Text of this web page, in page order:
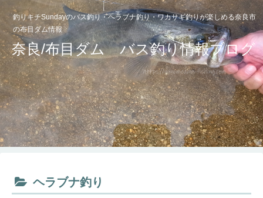
釣りキチSundayのバス釣り・ヘラブナ釣り・ワカサギ釣りが楽しめる奈良市
の布目ダム情報
奈良/布目ダム バス釣り情報ブログ
ヘラブナ釣り